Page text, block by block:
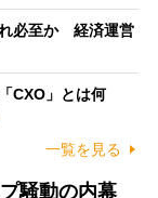
れ必至か 経済運営
CXO」とは何
一覧を見る
騒動の内幕